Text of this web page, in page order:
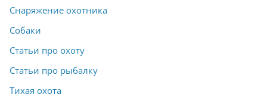
Снаряжение охотника
Собаки
Статьи про охоту
Статьи про рыбалку
Тихая охота